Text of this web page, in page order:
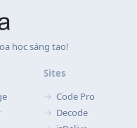
học sáng tạo!
Sites
Code Pro
Decode